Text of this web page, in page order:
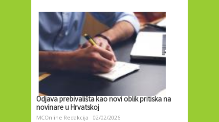
Odjava prebivališta kao novi oblik pritiska na
novinare u Hrvatskoj
MCOnline Redakcija 02/02/2026